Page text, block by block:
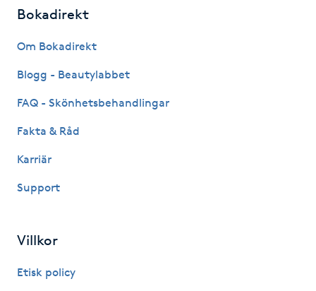
Hårbottenbehandling
Hårvård
Hälsprickor
Idrottsmassage
IPL
Bokadirekt
Om Bokadirekt
Blogg - Beautylabbet
FAQ - Skönhetsbehandlingar
Fakta & Råd
Karriär
Support
Villkor
Etisk policy